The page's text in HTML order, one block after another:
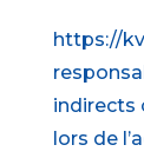
https://
indirects
lors de